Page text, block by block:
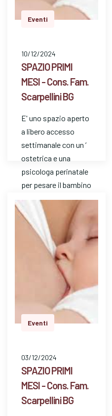
Eventi
10/12/2024
SPAZIO PRIMI
MESI - Cons. Fam.
Scarpellini BG
E' uno spazio aperto
a libero accesso
settimanale con un ’
ostetrica e una
psicologa perinatale
per pesare il bambino
e avere risposte a
dom…
Eventi
03/12/2024
SPAZIO PRIMI
MESI - Cons. Fam.
Scarpellini BG